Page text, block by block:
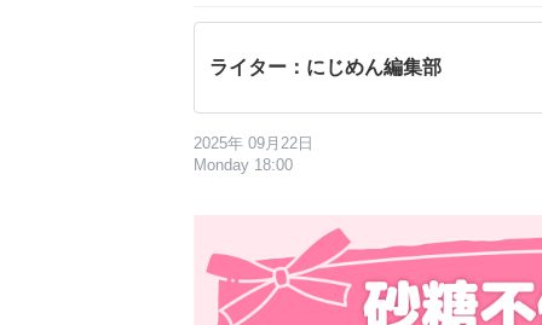
ライター：にじめん編集部
2025年 09月22日
Monday 18:00